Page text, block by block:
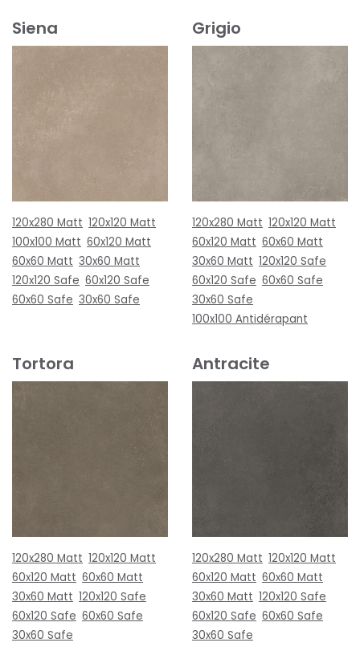
Siena
120x280 Matt 120x120 Matt
100x100 Matt 60x120 Matt
60x60 Matt 30x60 Matt
120x120 Safe 60x120 Safe
60x60 Safe 30x60 Safe
Grigio
120x280 Matt 120x120 Matt
60x120 Matt 60x60 Matt
30x60 Matt 120x120 Safe
60x120 Safe 60x60 Safe
30x60 Safe
100x100 Antidérapant
Tortora
120x280 Matt 120x120 Matt
60x120 Matt 60x60 Matt
30x60 Matt 120x120 Safe
60x120 Safe 60x60 Safe
30x60 Safe
Antracite
120x280 Matt 120x120 Matt
60x120 Matt 60x60 Matt
30x60 Matt 120x120 Safe
60x120 Safe 60x60 Safe
30x60 Safe